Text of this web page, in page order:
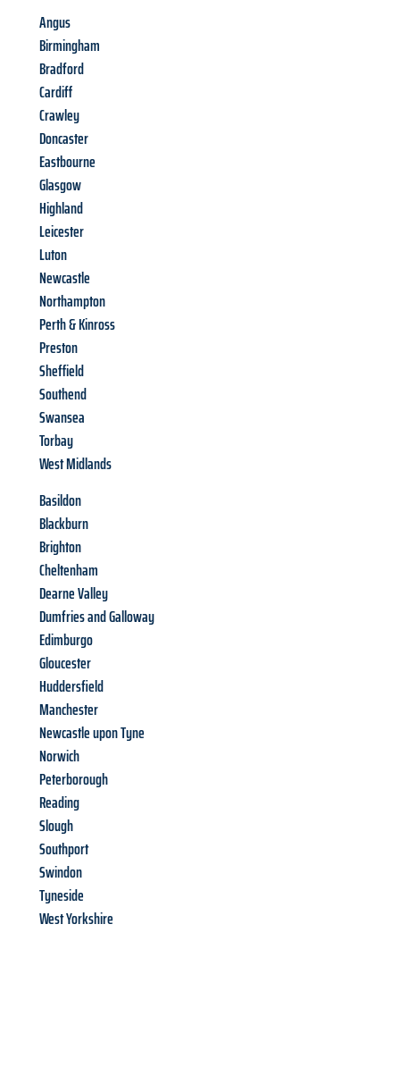
Angus
Birmingham
Bradford
Cardiff
Crawley
Doncaster
Eastbourne
Glasgow
Highland
Leicester
Luton
Newcastle
Northampton
Perth & Kinross
Preston
Sheffield
Southend
Swansea
Torbay
West Midlands
Basildon
Blackburn
Brighton
Cheltenham
Dearne Valley
Dumfries and Galloway
Edimburgo
Gloucester
Huddersfield
Manchester
Newcastle upon Tyne
Norwich
Peterborough
Reading
Slough
Southport
Swindon
Tyneside
West Yorkshire